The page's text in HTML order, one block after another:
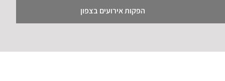
הפקות אירועים בצפון